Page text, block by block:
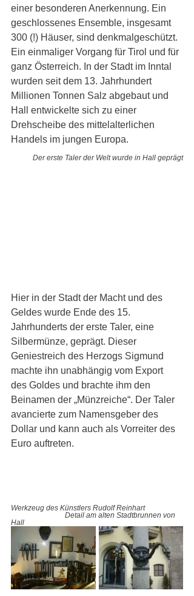
einer besonderen Anerkennung. Ein
geschlossenes Ensemble, insgesamt
300 (!) Häuser, sind denkmalgeschützt.
Ein einmaliger Vorgang für Tirol und für
ganz Österreich. In der Stadt im Inntal
wurden seit dem 13. Jahrhundert
Millionen Tonnen Salz abgebaut und
Hall entwickelte sich zu einer
Drehscheibe des mittelalterlichen
Handels im jungen Europa.
Der erste Taler der Welt wurde in Hall geprägt
Hier in der Stadt der Macht und des
Geldes wurde Ende des 15.
Jahrhunderts der erste Taler, eine
Silbermünze, geprägt. Dieser
Geniestreich des Herzogs Sigmund
machte ihn unabhängig vom Export
des Goldes und brachte ihm den
Beinamen der „Münzreiche“. Der Taler
avancierte zum Namensgeber des
Dollar und kann auch als Vorreiter des
Euro auftreten.
Werkzeug des Künstlers Rudolf Reinhart
Detail am alten Stadtbrunnen von
Hall